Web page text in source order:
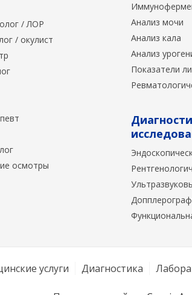
/ ЛОР
/ окулист
осмотры
Анализ мочи
Анализ кала
Анализ
Показатели
услуги Диагностика